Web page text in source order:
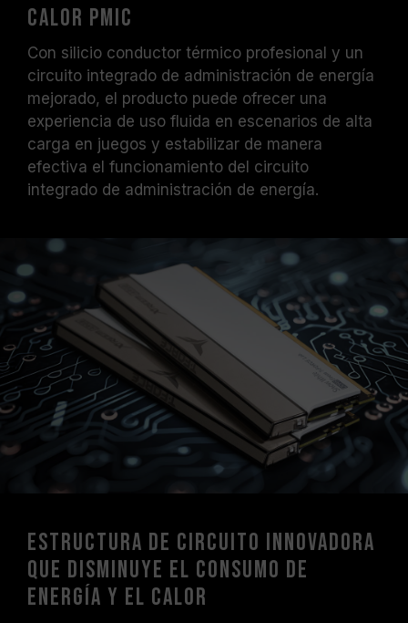
calor PMIC
Con silicio conductor térmico profesional y un
circuito integrado de administración de energía
mejorado, el producto puede ofrecer una
experiencia de uso fluida en escenarios de alta
carga en juegos y estabilizar de manera
efectiva el funcionamiento del circuito
integrado de administración de energía.
Estructura de circuito innovadora
que disminuye el consumo de
energía y el calor